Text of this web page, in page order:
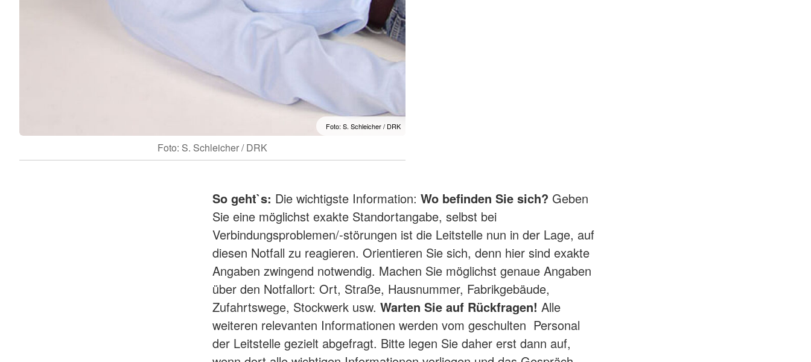
Foto: S. Schleicher / DRK
Foto: S. Schleicher / DRK
So geht`s: Die wichtigste Information: Wo befinden Sie sich? Geben
Sie eine möglichst exakte Standortangabe, selbst bei
Verbindungsproblemen/-störungen ist die Leitstelle nun in der Lage, auf
diesen Notfall zu reagieren. Orientieren Sie sich, denn hier sind exakte
Angaben zwingend notwendig. Machen Sie möglichst genaue Angaben
über den Notfallort: Ort, Straße, Hausnummer, Fabrikgebäude,
Zufahrtswege, Stockwerk usw. Warten Sie auf Rückfragen! Alle
weiteren relevanten Informationen werden vom geschulten Personal
der Leitstelle gezielt abgefragt. Bitte legen Sie daher erst dann auf,